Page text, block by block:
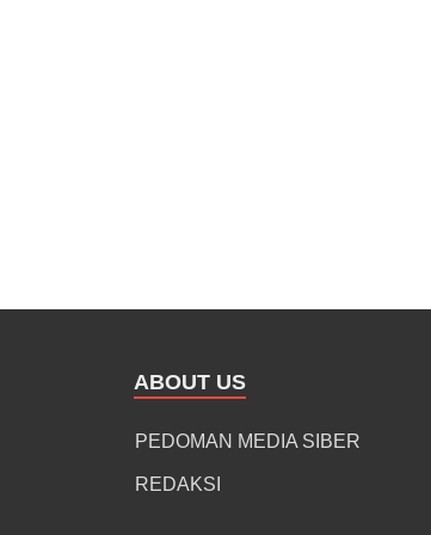
ABOUT US
PEDOMAN MEDIA SIBER
REDAKSI